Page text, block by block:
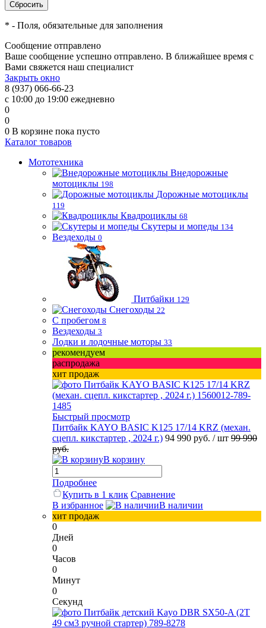
* - Поля, обязательные для заполнения
Сообщение отправлено
Ваше сообщение успешно отправлено. В ближайшее время с
Вами свяжется наш специалист
Закрыть окно
8 (937) 066-66-23
с 10:00 до 19:00 ежедневно
0
0
0 В корзине пока пусто
Каталог товаров
Мототехника
Внедорожные
мотоциклы 198
Дорожные мотоциклы
119
Квадроциклы 68
Скутеры и мопеды 134
Вездеходы 0
Питбайки 129
Снегоходы 22
С пробегом 8
Вездеходы 3
Лодки и лодочные моторы 33
рекомендуем
распродажа
хит продаж
Быстрый просмотр
Питбайк KAYO BASIC K125 17/14 KRZ (механ.
сцепл. кикстартер , 2024 г.) 94 990 руб. / шт 99 990
руб.
В корзину
Подробнее
Купить в 1 клик Сравнение
В избранное
В наличии
хит продаж
0
Дней
0
Часов
0
Минут
0
Секунд